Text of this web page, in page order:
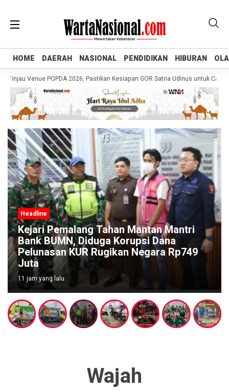
HOME DAERAH NASIONAL PENDIDIKAN HIBURAN
HOME DAERAH NASIONAL PENDIDIKAN HIBURAN
Venue POPDA 2026, Pastikan Kesiapan GOR Satria Udinus untuk Cabor
Headline
Ketum PTMSI Jateng Lukas Arry Dwiko
Utomo Survei Venue Tenis Meja
PORPROV Jateng XVII 2026, Pastikan
Kesiapan dan Dorong UMKM Lokal
2 hari yang lalu
Wajah